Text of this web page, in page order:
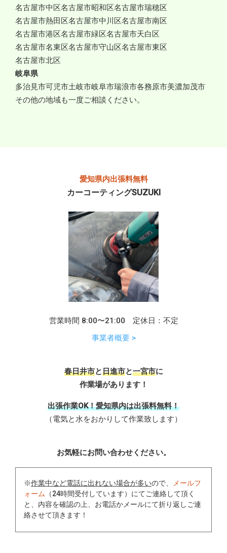
名古屋市中区名古屋市昭和区名古屋市瑞穂区
名古屋市熱田区名古屋市中川区名古屋市南区
名古屋市港区名古屋市緑区名古屋市天白区
名古屋市名東区名古屋市守山区名古屋市東区
名古屋市北区
岐阜県
多治見市可児市土岐市岐阜市瑞浪市各務原市美濃加茂市
その他の地域も一度ご相談ください。
愛知県内出張料無料
カーコーティングSUZUKI
営業時間 8:00〜21:00 定休日：不定
事業者概要 >
春日井市と日進市と一宮市に
作業場があります！
出張作業OK！愛知県内は出張料無料！
（電気と水をおかりして作業致します）
お気軽にお問い合わせください。
※作業中など電話に出れない場合が多いので、
メールフ
ォーム
（24時間受付しています）にてご連絡して頂く
と、内容を確認の上、お電話かメールにて折り返しご連
絡させて頂きます！